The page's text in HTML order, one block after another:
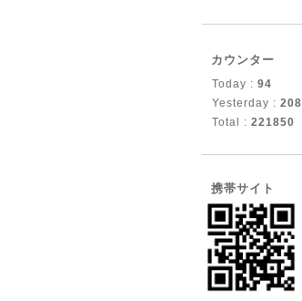
カウンター
Today : 94
Yesterday : 208
Total : 221850
携帯サイト